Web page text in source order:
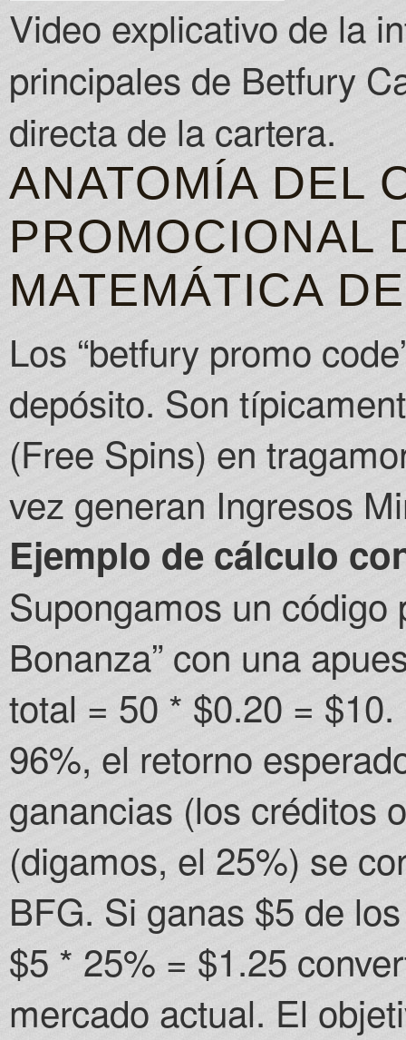
Video explicativo de la
principales de Betfury
directa de la cartera.
ANATOMÍA DEL
PROMOCIONAL
MATEMÁTICA
Los “betfury promo
depósito. Son
(Free Spins) en
vez generan Ingresos
Ejemplo de cálculo
Supongamos un código
Bonanza” con una
total = 50 * $0.20 =
96%, el retorno
ganancias (los créditos
(digamos, el 25%) se
BFG. Si ganas $5 de
$5 * 25% = $1.25
mercado actual. El